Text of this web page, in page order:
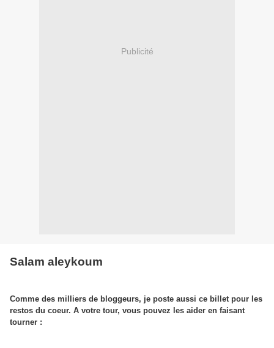
Publicité
Salam aleykoum
Comme des milliers de bloggeurs, je poste aussi ce billet pour les
restos du coeur. A votre tour, vous pouvez les aider en faisant
tourner :